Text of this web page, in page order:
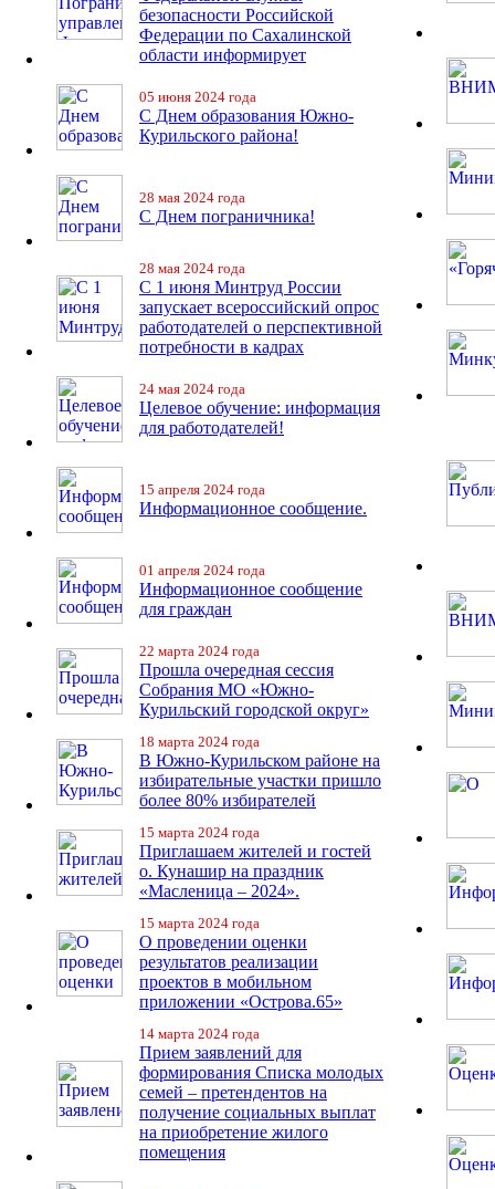
безопасности Российской
Федерации по Сахалинской
области информирует
05 июня 2024 года
С Днем образования Южно-
Курильского района!
28 мая 2024 года
С Днем пограничника!
28 мая 2024 года
С 1 июня Минтруд России
запускает всероссийский опрос
работодателей о перспективной
потребности в кадрах
24 мая 2024 года
Целевое обучение: информация
для работодателей!
15 апреля 2024 года
Информационное сообщение.
01 апреля 2024 года
Информационное сообщение
для граждан
22 марта 2024 года
Прошла очередная сессия
Собрания МО «Южно-
Курильский городской округ»
18 марта 2024 года
В Южно-Курильском районе на
избирательные участки пришло
более 80% избирателей
15 марта 2024 года
Приглашаем жителей и гостей
о. Кунашир на праздник
«Масленица – 2024».
15 марта 2024 года
О проведении оценки
результатов реализации
проектов в мобильном
приложении «Острова.65»
14 марта 2024 года
Прием заявлений для
формирования Списка молодых
семей – претендентов на
получение социальных выплат
на приобретение жилого
помещения